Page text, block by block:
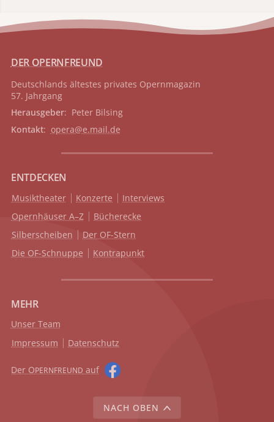
DER OPERNFREUND
Deutschlands ältestes privates Opernmagazin
57. Jahrgang
Herausgeber: Peter Bilsing
Kontakt: opera@e.mail.de
ENTDECKEN
Musiktheater Konzerte
Interviews
Opernhäuser A–Z
Bücherecke
Silberscheiben
Der OF-Stern
Die OF-Schnuppe
Kontrapunkt
MEHR
Unser Team
Impressum
Datenschutz
Der OPERNFREUND auf
NACH OBEN